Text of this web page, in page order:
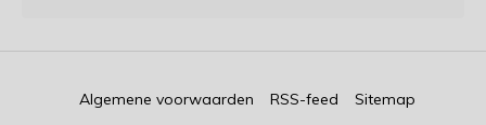
Algemene voorwaarden RSS-feed Sitemap